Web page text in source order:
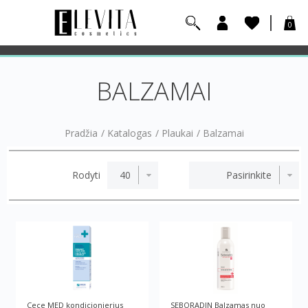
0
BALZAMAI
Pradžia / Katalogas / Plaukai / Balzamai
Rodyti
Cece MED kondicionierius SEBORADIN Balzamas nuo